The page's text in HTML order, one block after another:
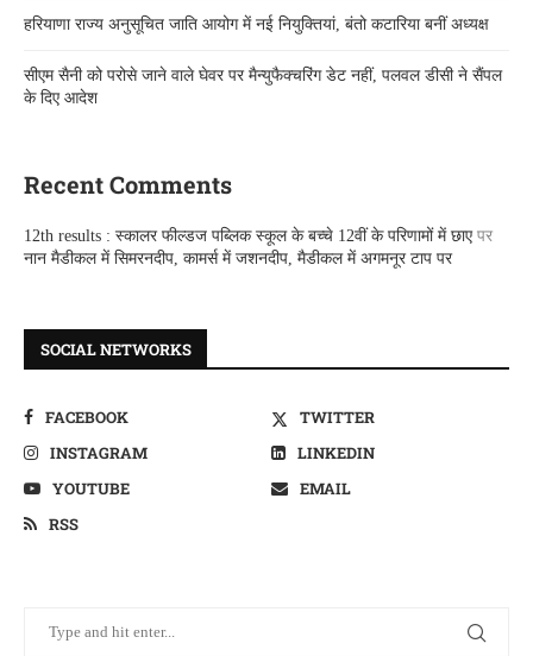
हरियाणा राज्य अनुसूचित जाति आयोग में नई नियुक्तियां, बंतो कटारिया बनीं अध्यक्ष
सीएम सैनी को परोसे जाने वाले घेवर पर मैन्युफैक्चरिंग डेट नहीं, पलवल डीसी ने सैंपल
के दिए आदेश
Recent Comments
12th results : स्कालर फील्डज पब्लिक स्कूल के बच्चे 12वीं के परिणामों में छाएपर
नान मैडीकल में सिमरनदीप, कामर्स में जशनदीप, मैडीकल में अगमनूर टाप पर
SOCIAL NETWORKS
FACEBOOK
TWITTER
INSTAGRAM
LINKEDIN
YOUTUBE
EMAIL
RSS